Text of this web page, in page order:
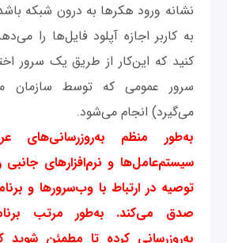
نشانه ورود هکرها به درون شبکه
به کاربر اجازه آپلود فایل‌ها را
کنید که این‌کار از طریق یک سرور
سرور عمومی که توسط سازمان
می‌گیرد) انجام می‌شود.
به‌طور منظم به‌روزرسانی‌های
سیستم‌عامل‌ها و نرم‌افزارهای جانبی
توصیه در ارتباط با وب‌سرورها و
صدق می‌کند. به‌طور مرتب
به‌روزرسانی کرده تا مطمئن شوید